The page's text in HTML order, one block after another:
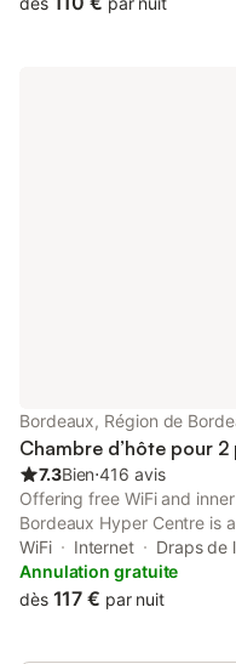
Bordeaux, Région de
Chambre d’hôte pour 2
7.3Bien⋅416 avis
Offering free WiFi and
Bordeaux Hyper Centre is
central area of Bordeaux,
Quinconces and 800
WiFi Internet
Draps de
Annulation gratuite
dès 117 € par nuit